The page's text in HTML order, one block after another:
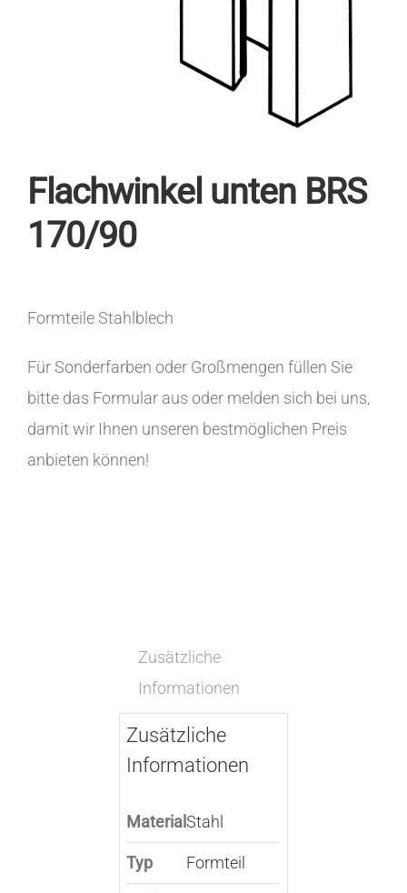
Flachwinkel unten BRS
170/90
Formteile Stahlblech
Für Sonderfarben oder Großmengen füllen Sie
bitte das Formular aus oder melden sich bei uns,
damit wir Ihnen unseren bestmöglichen Preis
anbieten können!
Zusätzliche
Informationen
Zusätzliche
Informationen
MaterialStahl
Typ Formteil